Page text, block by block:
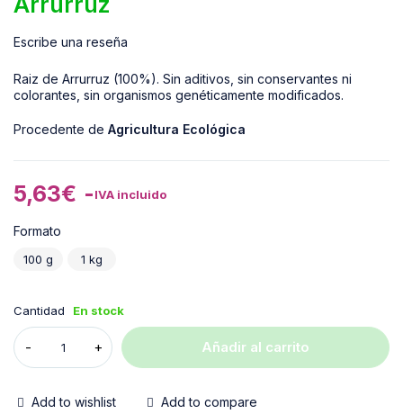
Escribe una reseña
Raiz de Arrurruz (100%). Sin aditivos, sin conservantes ni
colorantes, sin organismos genéticamente modificados.
Procedente de Agricultura Ecológica
5,63€ -IVA incluido
Formato
100 g 1 kg
Cantidad En stock
Añadir al carrito
Add to wishlist
Add to compare